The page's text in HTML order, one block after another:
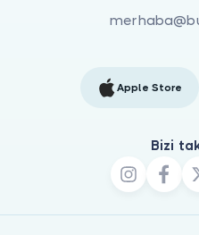
Apple Store
Bizi